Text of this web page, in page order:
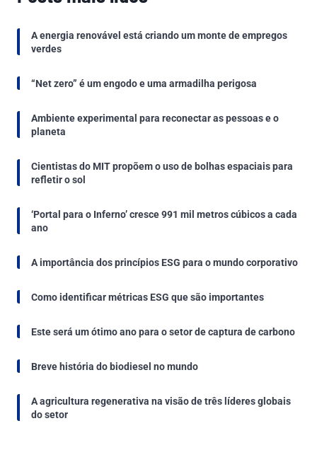
A energia renovável está criando um monte de empregos
verdes
“Net zero” é um engodo e uma armadilha perigosa
Ambiente experimental para reconectar as pessoas e o
planeta
Cientistas do MIT propõem o uso de bolhas espaciais para
refletir o sol
‘Portal para o Inferno’ cresce 991 mil metros cúbicos a cada
ano
A importância dos princípios ESG para o mundo corporativo
Como identificar métricas ESG que são importantes
Este será um ótimo ano para o setor de captura de carbono
Breve história do biodiesel no mundo
A agricultura regenerativa na visão de três líderes globais
do setor